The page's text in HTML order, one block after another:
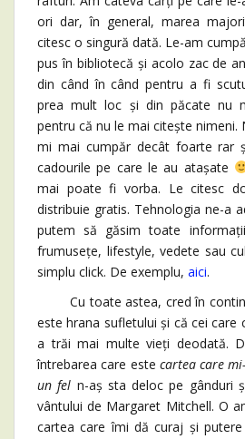
ori dar, în general, marea
citesc o singură dată. Le-am
pus în bibliotecă și acolo zac de
din când în când pentru a fi
prea mult loc și din păcate nu
pentru că nu le mai citește nimeni.
mi mai cumpăr decât foarte rar
cadourile pe care le au atașate
mai poate fi vorba. Le citesc
distribuie gratis. Tehnologia ne-a
putem să găsim toate
frumusețe, lifestyle, vedete sau
simplu click. De exemplu, aici.
Cu toate astea, cred în
este hrana sufletului și că cei care
a trăi mai multe vieți deodată.
întrebarea care este cartea care
un fel n-aș sta deloc pe gânduri
vântului de Margaret Mitchell. O
cartea care îmi dă curaj și